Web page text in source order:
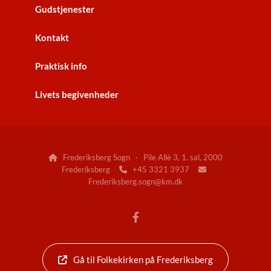
Gudstjenester
Kontakt
Praktisk info
Livets begivenheder

Frederiksberg Sogn · Pile Allé 3, 1. sal, 2000
Frederiksberg
+45 3321 3937 
Frederiksberg.sogn@km.dk
Gå til Folkekirken på Frederiksberg